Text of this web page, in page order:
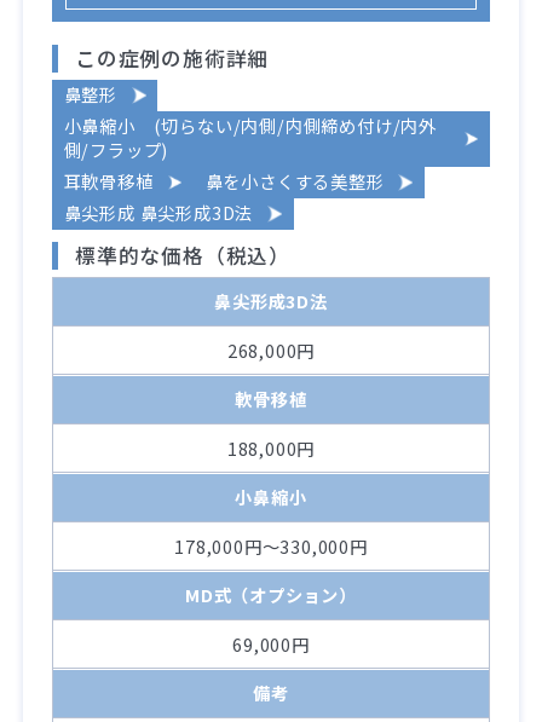
この症例の施術詳細
鼻整形
小鼻縮小 (切らない/内側/内側締め付け/内外
側/フラップ)
耳軟骨移植
鼻を小さくする美整形
鼻尖形成 鼻尖形成3D法
標準的な価格（税込）
鼻尖形成3D法
268,000円
軟骨移植
188,000円
小鼻縮小
178,000円～330,000円
MD式（オプション）
69,000円
備考